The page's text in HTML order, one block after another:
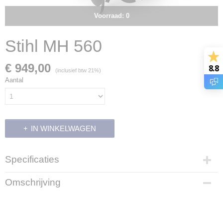
Voorraad: 0
Stihl MH 560
€ 949,00 (inclusief btw 21%)
Aantal
IN WINKELWAGEN
Specificaties
Productcode leverancier
6241 011 3940
Omschrijving
8.8